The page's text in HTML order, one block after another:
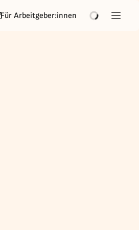
Für Arbeitgeber:innen